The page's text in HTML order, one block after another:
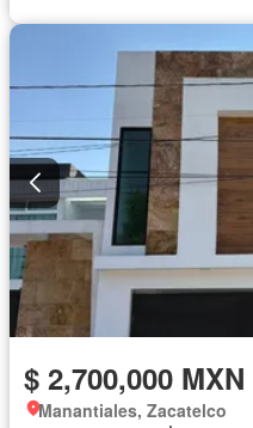
$ 2,700,000 MXN
Manantiales, Zacatelco